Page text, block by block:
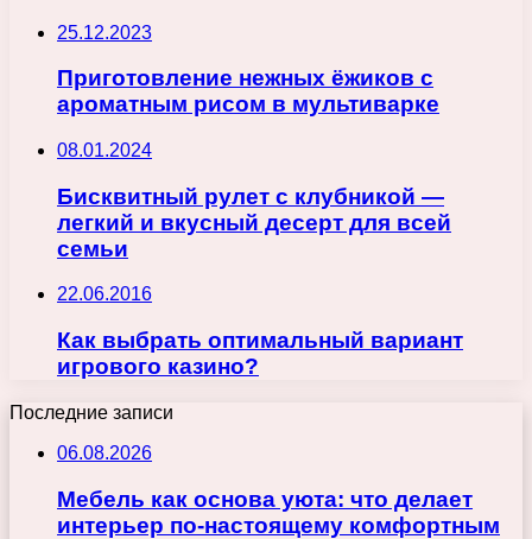
25.12.2023
Приготовление нежных ёжиков с
ароматным рисом в мультиварке
08.01.2024
Бисквитный рулет с клубникой —
легкий и вкусный десерт для всей
семьи
22.06.2016
Как выбрать оптимальный вариант
игрового казино?
Последние записи
06.08.2026
Мебель как основа уюта: что делает
интерьер по-настоящему комфортным